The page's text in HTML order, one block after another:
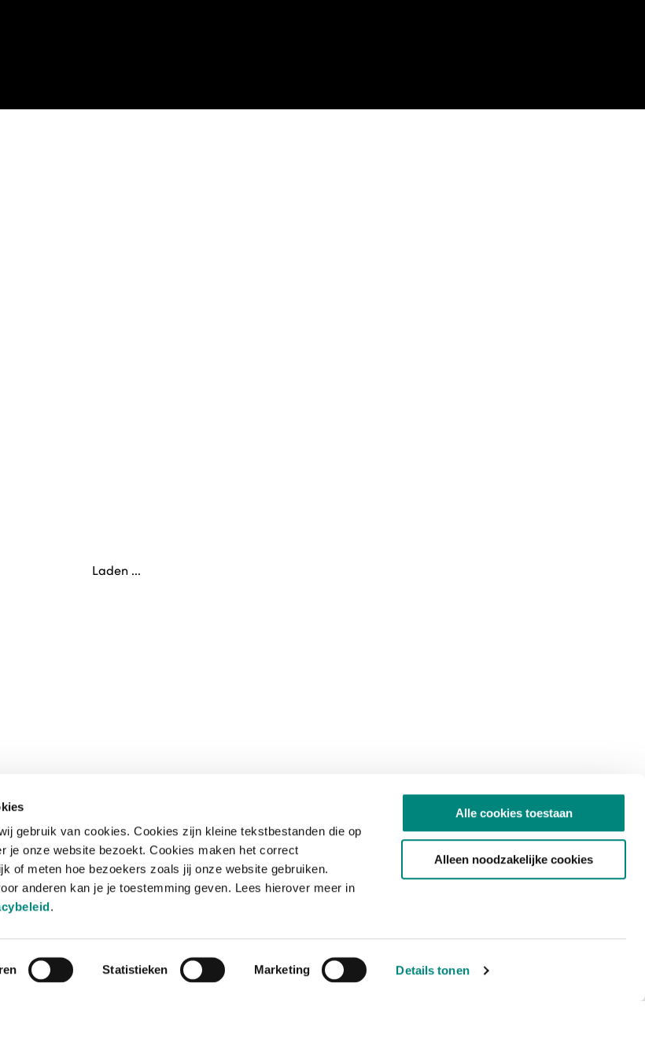
gebruik van cookies. Cookies zijn kleine tekstbestanden die op
je onze website bezoekt. Cookies maken het correct
of meten hoe bezoekers zoals jij onze website gebruiken.
anderen kan je je toestemming geven. Lees hierover meer in
.
Statistieken Marketing Details tonen
Alle cookies toestaan
Alleen noodzakelijke cookies
Laden ...